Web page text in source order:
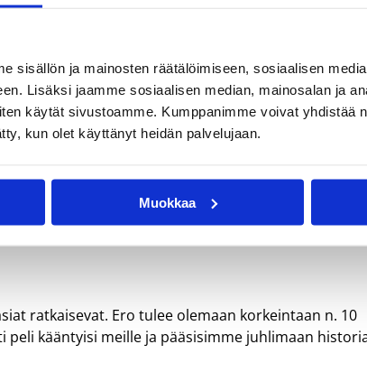
sisällön ja mainosten räätälöimiseen, sosiaalisen
Lisäksi jaamme sosiaalisen median, mainosalan ja
käytät sivustoamme. Kumppanimme voivat yhdistää
kun olet käyttänyt heidän palvelujaan.
Muokkaa
kun minulla joten sanoisin, että rauhallisuutta
käsittelytaito. Lepellä on paljon kokemusta
suhteen, esim. missä näet itsesi viiden
vuosi ulkomailla. Sen hetki saattaa hyvinkin olla
vielä hieman kesken. Riippuu niin paljon
suhteen tapahtuu. Ulkomailla pelailu ei kuitenkaan
pelaan pyörätuolikoripalloa ulkomailla ja elätän
ratkaisevat. Ero tulee olemaan korkeintaan n. 10
kääntyisi meille ja pääsisimme juhlimaan